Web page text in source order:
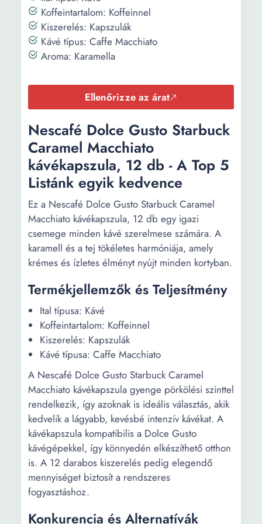
Koffeintartalom: Koffeinnel
Kiszerelés: Kapszulák
Kávé típus: Caffe Macchiato
Aroma: Karamella
Ellenőrizze az árat
Nescafé Dolce Gusto Starbuck
Caramel Macchiato
kávékapszula, 12 db - A Top 5
Listánk egyik kedvence
Ez a Nescafé Dolce Gusto Starbuck Caramel
Macchiato kávékapszula, 12 db egy igazi
csemege minden kávé szerelmese számára. A
karamell és a tej tökéletes harmóniája, amely
krémes és ízletes élményt nyújt minden kortyban.
Termékjellemzők és Teljesítmény
Ital típusa: Kávé
Koffeintartalom: Koffeinnel
Kiszerelés: Kapszulák
Kávé típusa: Caffe Macchiato
A Nescafé Dolce Gusto Starbuck Caramel
Macchiato kávékapszula gyenge pörkölési szinttel
rendelkezik, így azoknak is ideális választás, akik
kedvelik a lágyabb, kevésbé intenzív kávékat. A
kávékapszula kompatibilis a Dolce Gusto
kávégépekkel, így könnyedén elkészíthető otthon
is. A 12 darabos kiszerelés pedig elegendő
mennyiséget biztosít a rendszeres
fogyasztáshoz.
Konkurencia és Alternatívák